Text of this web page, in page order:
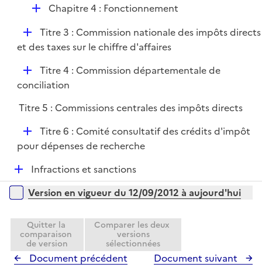
D
p
l
i
e
r
Chapitre 4 : Fonctionnement
D
é
i
r
Titre 3 : Commission nationale des impôts directs
et des taxes sur le chiffre d'affaires
D
é
l
r
Titre 4 : Commission départementale de
conciliation
Titre 5 : Commissions centrales des impôts directs
D
é
l
i
e
r
Titre 6 : Comité consultatif des crédits d'impôt
pour dépenses de recherche
D
é
p
e
r
Infractions et sanctions
Versions sur la période
Version en vigueur du 12/09/2012 à aujourd'hui
Quitter la
comparaison
de version
Comparer les deux
versions
sélectionnées
Document précédent Document suivant